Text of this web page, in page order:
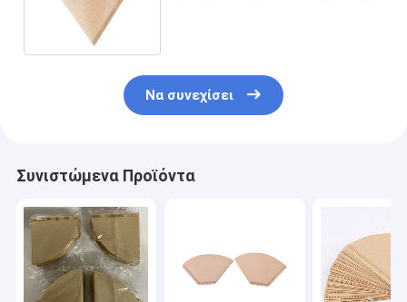
Να συνεχίσει
Συνιστώμενα Προϊόντα